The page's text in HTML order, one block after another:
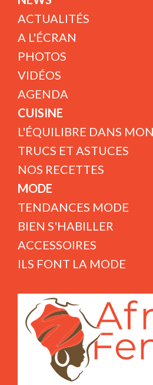
ACTUALITÉS
A L'ÉCRAN
PHOTOS
VIDÉOS
AGENDA
CUISINE
L'ÉQUILIBRE DANS
TRUCS ET ASTUCES
NOS RECETTES
MODE
TENDANCES MODE
BIEN S'HABILLER
ACCESSOIRES
ILS FONT LA MODE